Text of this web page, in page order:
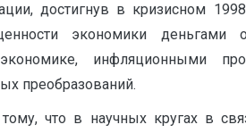
достигнув в кризисном
экономики деньгами
инфляционными
преобразований.
что в научных кругах в